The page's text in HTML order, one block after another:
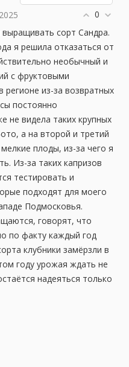
Сянг
|Просмотров: 335
| Просмотров: 306
Чжан Цзи
|Просмотров: 452
|Просмотров: 469
Луна
0
выращивать сорт Сандра.
я решила отказаться от
необычный и
с фруктовыми
регионе из-за возвратных
постоянно
не видела таких крупных
а на второй и третий
плоды, из-за чего я
Из-за таких капризов
тестировать и
подходят для моего
Подмосковья.
говорят, что
по факту каждый год
клубники замёрзли в
году урожая ждать не
надеяться только